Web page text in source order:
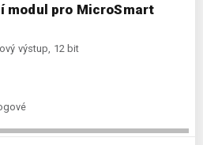
modul pro MicroSmart
výstup, 12 bit